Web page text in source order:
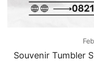
Souvenir Tumbler